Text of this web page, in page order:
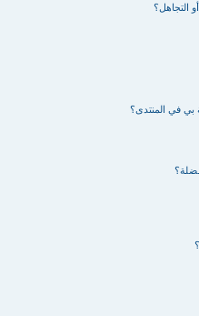
التجاهل؟
بي في المنتدى؟